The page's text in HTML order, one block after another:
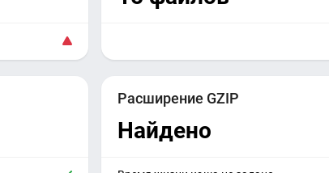
Расширение GZIP
Найдено